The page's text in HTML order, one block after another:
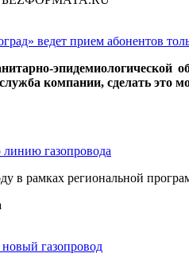
ведет прием абонентов
эпидемиологической
компании, сделать это
газопровода
в рамках региональной
газопровод